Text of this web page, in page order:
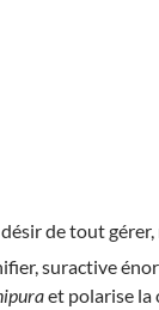
de tout
suractive
et polarise la